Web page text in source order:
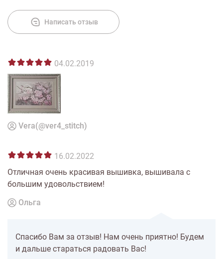
Написать отзыв
04.02.2019
Vera(@ver4_stitch)
16.02.2022
Отличная очень красивая вышивка, вышивала с
большим удовольствием!
Ольга
Спасибо Вам за отзыв! Нам очень приятно! Будем
и дальше стараться радовать Вас!